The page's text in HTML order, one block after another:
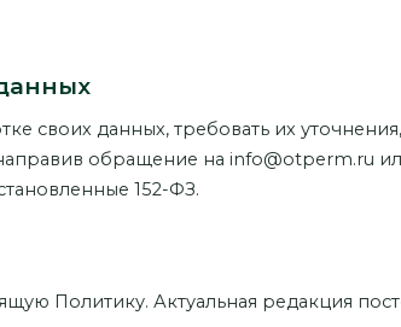
своих данных, требовать их
обращение на info@otperm.ru
152-ФЗ.
Политику. Актуальная редакция